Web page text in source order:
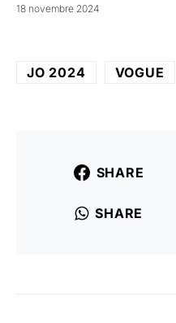
18 novembre 2024
JO 2024 VOGUE
SHARE
SHARE